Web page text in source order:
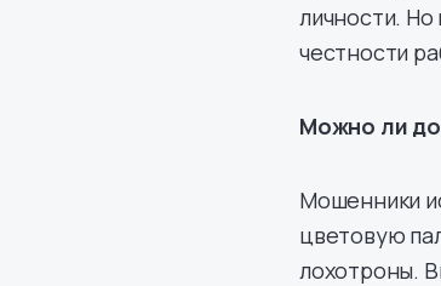
личности.
честности
Можно ли
Мошенники
цветовую
лохотроны.